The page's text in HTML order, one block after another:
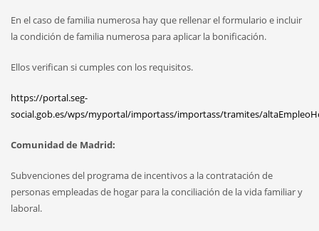
En el caso de familia numerosa hay que rellenar el formulario e incluir
la condición de familia numerosa para aplicar la bonificación.
Ellos verifican si cumples con los requisitos.
https://portal.seg-
social.gob.es/wps/myportal/importass/importass/tramites/
Comunidad de Madrid:
Subvenciones del programa de incentivos a la contratación de
personas empleadas de hogar para la conciliación de la vida familiar y
laboral.